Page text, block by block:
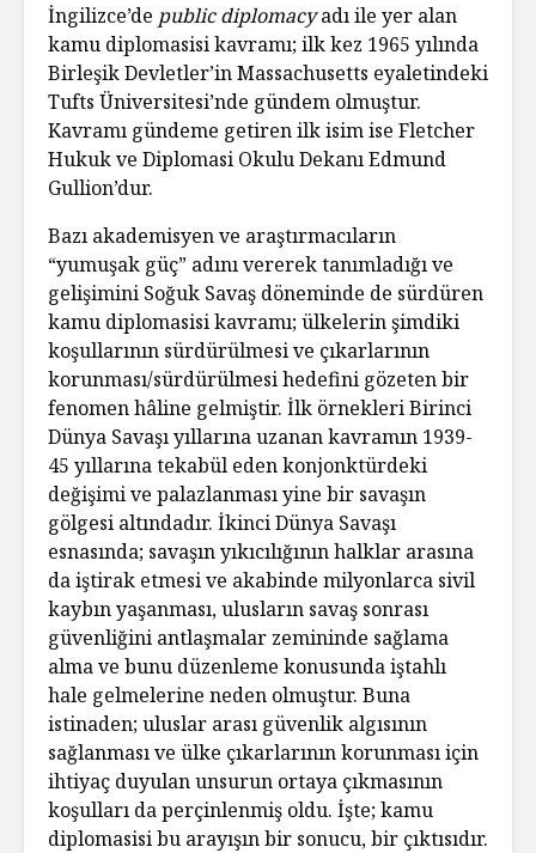
İngilizce’de public diplomacyadı ile yer alan
kamu diplomasisi kavramı; ilk kez 1965 yılında
Birleşik Devletler’in Massachusetts eyaletindeki
Tufts Üniversitesi’nde gündem olmuştur.
Kavramı gündeme getiren ilk isim ise Fletcher
Hukuk ve Diplomasi Okulu Dekanı Edmund
Gullion’dur.
Bazı akademisyen ve araştırmacıların
“yumuşak güç” adını vererek tanımladığı ve
gelişimini Soğuk Savaş döneminde de sürdüren
kamu diplomasisi kavramı; ülkelerin şimdiki
koşullarının sürdürülmesi ve çıkarlarının
korunması/sürdürülmesi hedefini gözeten bir
fenomen hâline gelmiştir. İlk örnekleri Birinci
Dünya Savaşı yıllarına uzanan kavramın 1939-
45 yıllarına tekabül eden konjonktürdeki
değişimi ve palazlanması yine bir savaşın
gölgesi altındadır. İkinci Dünya Savaşı
esnasında; savaşın yıkıcılığının halklar arasına
da iştirak etmesi ve akabinde milyonlarca sivil
kaybın yaşanması, ulusların savaş sonrası
güvenliğini antlaşmalar zemininde sağlama
alma ve bunu düzenleme konusunda iştahlı
hale gelmelerine neden olmuştur. Buna
istinaden; uluslar arası güvenlik algısının
sağlanması ve ülke çıkarlarının korunması için
ihtiyaç duyulan unsurun ortaya çıkmasının
koşulları da perçinlenmiş oldu. İşte; kamu
diplomasisi bu arayışın bir sonucu, bir çıktısıdır.